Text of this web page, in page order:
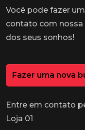
Você pode fazer
contato com nossa
dos seus sonhos!
Fazer uma nova
Entre em contato
Loja 01